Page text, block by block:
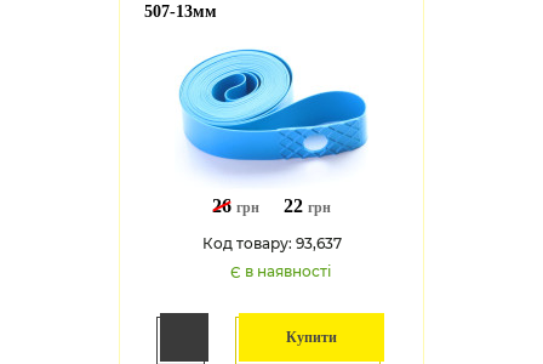
507-13мм
26 грн 22 грн
Код товару: 93,637
Є в наявності
Купити